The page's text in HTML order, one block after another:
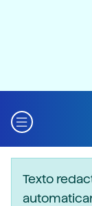
Texto